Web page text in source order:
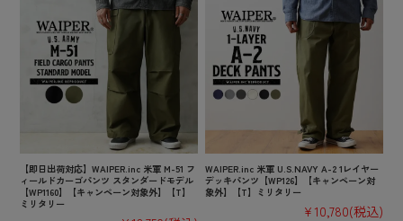
【即日出荷対応】WAIPER.inc 米軍 M-51 フ
ィールドカーゴパンツ スタンダードモデル
【WP1160】【キャンペーン対象外】【T】
ミリタリー
WAIPER.inc 米軍 U.S.NAVY A-2 1レイヤー
デッキパンツ【WP126】【キャンペーン対
象外】【T】ミリタリー
¥10,780(税込)